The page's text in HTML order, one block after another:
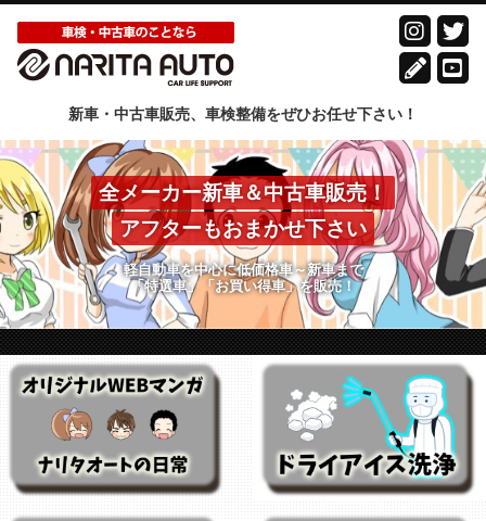
新車・中古車販売、車検整備をぜひお任せ下さい！
全メーカー新車＆中古車販売！
アフターもおまかせ下さい
軽自動車を中心に低価格車～新車まで
「特選車」「お買い得車」を販売！